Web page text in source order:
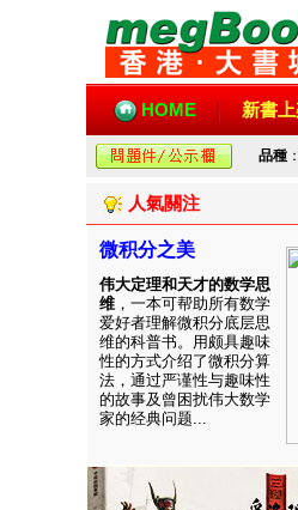
HOME 新書
品種
人氣關注
微积分之美
伟大定理和天才的数学思
维 ，一本可帮助所有数学
爱好者理解微积分底层思
维的科普书。用颇具趣味
性的方式介绍了微积分算
法，通过严谨性与趣味性
的故事及曾困扰伟大数学
家的经典问题...